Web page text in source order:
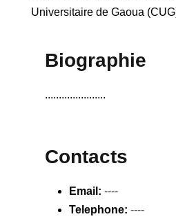
Universitaire de Gaoua
Biographie
......................
Contacts
Email: ----
Telephone: ----